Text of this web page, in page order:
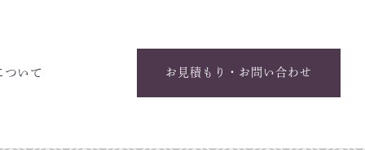
ついて お見積もり・お問い合わせ